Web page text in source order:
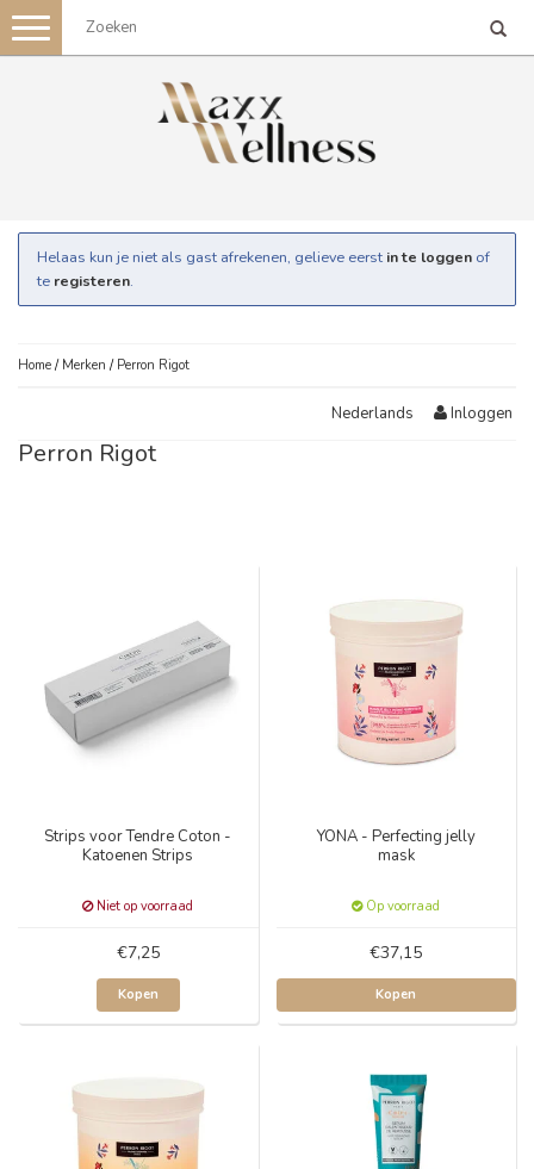
Toggle
navigation
Helaas kun je niet als gast afrekenen, gelieve eerst in te loggen of
te registeren.
Home / Merken / Perron Rigot
Nederlands Inloggen
Perron Rigot
Strips voor Tendre Coton -
Katoenen Strips
Niet op voorraad
€7,25
Kopen
YONA - Perfecting jelly
mask
Op voorraad
€37,15
Kopen